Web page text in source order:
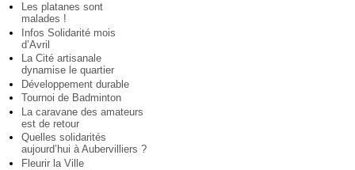
Les platanes sont
malades !
Infos Solidarité mois
d’Avril
La Cité artisanale
dynamise le quartier
Développement durable
Tournoi de Badminton
La caravane des amateurs
est de retour
Quelles solidarités
aujourd’hui à Aubervilliers ?
Fleurir la Ville